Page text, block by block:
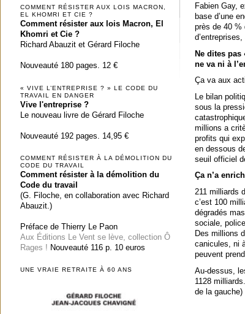
Fabien Gay,
base d’une
près de 40 %
Ne dites pas
ne va ni à
Ça va aux
Le bilan
sous la
millions a
profits qui
en dessous
seuil officiel
Ça n’a
211 milliards
c’est 100
dégradés
sociale,
Des millions
canicules, ni
peuvent
Au-dessus,
1128
de la
COMMENT RÉSISTER AUX LOIS MACRON,
EL KHOMRI ET CIE ?
Comment résister aux lois Macron, El
Khomri et Cie ?
Richard Abauzit et Gérard Filoche
Nouveauté 180 pages. 12 €
« VIVE L’ENTREPRISE ? » LE CODE DU
TRAVAIL EN DANGER
Vive l'entreprise ?
Le nouveau livre de Gérard Filoche
Nouveauté 192 pages. 14,95 €
COMMENT RÉSISTER À LA DÉMOLITION DU
CODE DU TRAVAIL
Comment résister à la démolition du
Code du travail
(G. Filoche, en collaboration avec Richard
Abauzit.)
Préface de Thierry Le Paon
Aux Éditions Le Vent se lève, collection Ô
Rages ! Nouveauté 116 p. 10 euros
UNE VRAIE RETRAITE À 60 ANS